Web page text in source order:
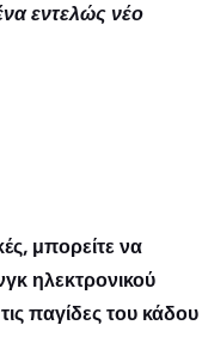
εντελώς νέο
μπορείτε να
ηλεκτρονικού
παγίδες του κάδου